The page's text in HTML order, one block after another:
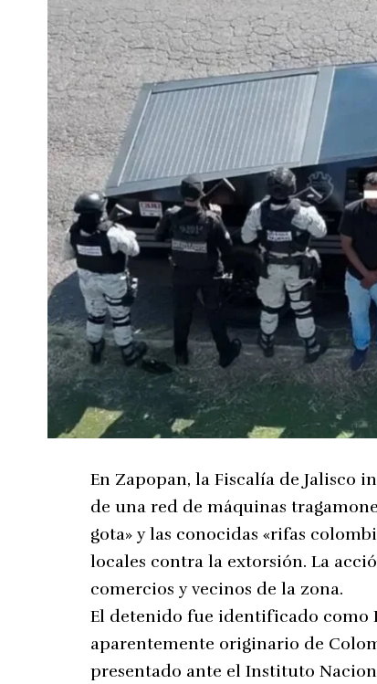
En Zapopan, la Fiscalía de
de una red de máquinas
gota» y las conocidas «rifas
locales contra la extorsión. La
comercios y vecinos de la zona.
El detenido fue identificado como
aparentemente originario de
presentado ante el Instituto